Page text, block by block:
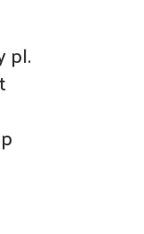
pl.